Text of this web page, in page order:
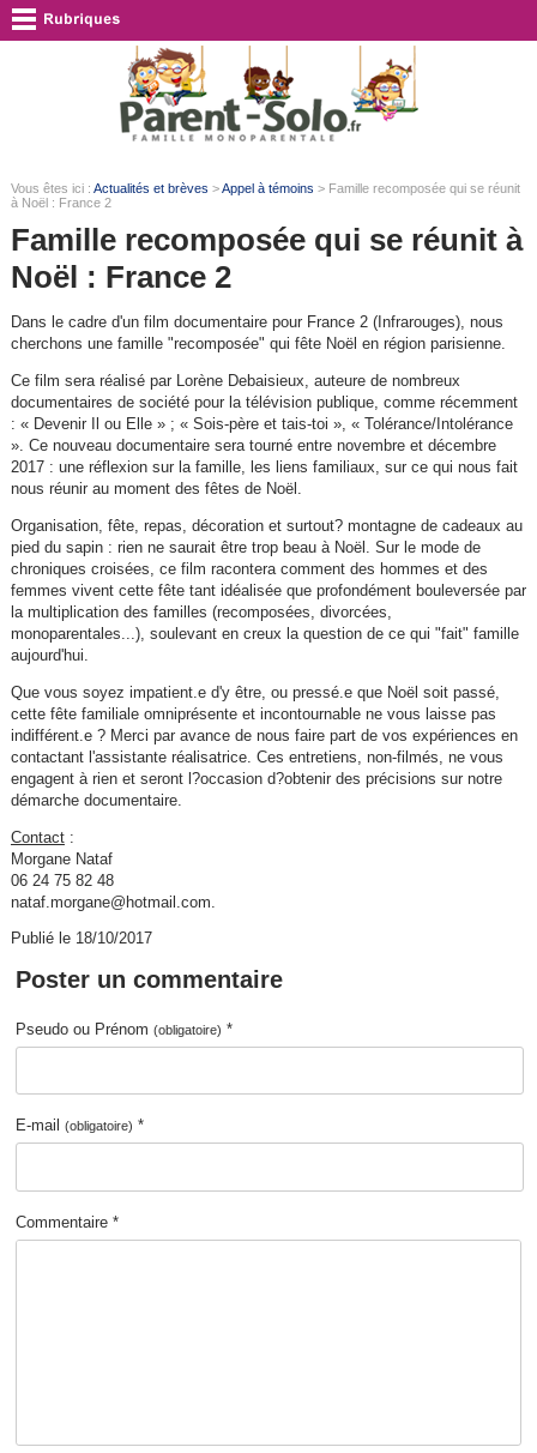
Vous êtes ici : Actualités et brèves >Appel à témoins > Famille recomposée qui se réunit
à Noël : France 2
Famille recomposée qui se réunit à
Noël : France 2
Dans le cadre d'un film documentaire pour France 2 (Infrarouges), nous
cherchons une famille "recomposée" qui fête Noël en région parisienne.
Ce film sera réalisé par Lorène Debaisieux, auteure de nombreux
documentaires de société pour la télévision publique, comme récemment
: « Devenir Il ou Elle » ; « Sois-père et tais-toi », « Tolérance/Intolérance
». Ce nouveau documentaire sera tourné entre novembre et décembre
2017 : une réflexion sur la famille, les liens familiaux, sur ce qui nous fait
nous réunir au moment des fêtes de Noël.
Organisation, fête, repas, décoration et surtout? montagne de cadeaux au
pied du sapin : rien ne saurait être trop beau à Noël. Sur le mode de
chroniques croisées, ce film racontera comment des hommes et des
femmes vivent cette fête tant idéalisée que profondément bouleversée par
la multiplication des familles (recomposées, divorcées,
monoparentales...), soulevant en creux la question de ce qui "fait" famille
aujourd'hui.
Que vous soyez impatient.e d'y être, ou pressé.e que Noël soit passé,
cette fête familiale omniprésente et incontournable ne vous laisse pas
indifférent.e ? Merci par avance de nous faire part de vos expériences en
contactant l'assistante réalisatrice. Ces entretiens, non-filmés, ne vous
engagent à rien et seront l?occasion d?obtenir des précisions sur notre
démarche documentaire.
Contact:
Morgane Nataf
06 24 75 82 48
nataf.morgane@hotmail.com.
Publié le 18/10/2017
Poster un commentaire
Pseudo ou Prénom(obligatoire) *
E-mail(obligatoire) *
Commentaire *